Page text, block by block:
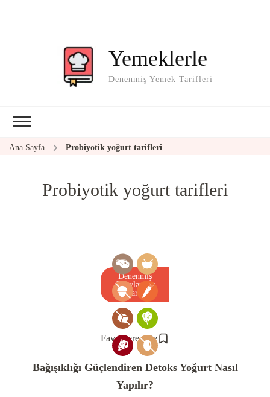
Yemeklerle
Denenmiş Yemek Tarifleri
Ana Sayfa Probiyotik yoğurt tarifleri
Probiyotik yoğurt tarifleri
Favorilere ekle
Denenmiş
Onaylanmış
Tarif
Bağışıklığı Güçlendiren Detoks Yoğurt Nasıl
Yapılır?